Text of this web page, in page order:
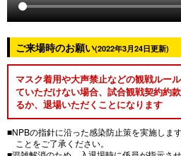
ご来場時のお願い(2022年3月24日更新)
マスク着用や大声禁止などの観戦ルー
ていただけない場合、試合観戦契約約
るか、退場いただくことになります
■NPBの指針に沿った感染防止策を実施しま
ことをご了承ください。